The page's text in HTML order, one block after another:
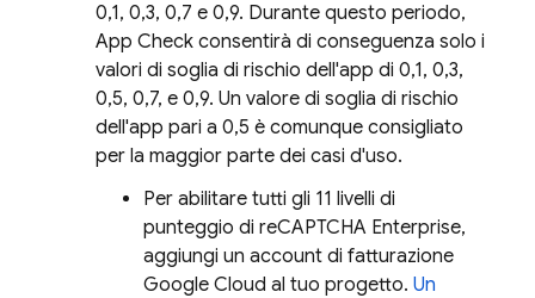
0,1, 0,3, 0,7 e 0,9. Durante questo periodo,
App Check consentirà di conseguenza solo i
valori di soglia di rischio dell'app di 0,1, 0,3,
0,5, 0,7, e 0,9. Un valore di soglia di rischio
dell'app pari a 0,5 è comunque consigliato
per la maggior parte dei casi d'uso.
Per abilitare tutti gli 11 livelli di
punteggio di reCAPTCHA Enterprise,
aggiungi un account di fatturazione
Google Cloud al tuo progetto. Un